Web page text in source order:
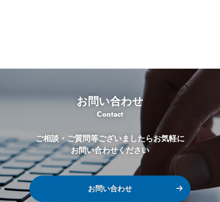
お問い合わせ
Contact
ご相談・ご質問等ございましたらお気軽に
お問い合わせください
お問い合わせ